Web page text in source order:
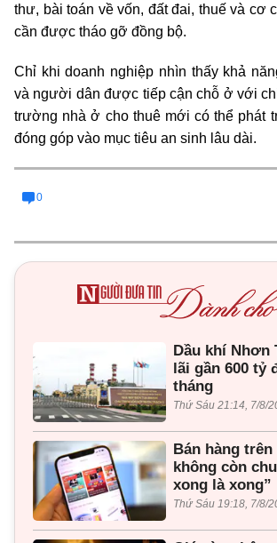
thư, bài toán về vốn, đất đai, thuế và cơ
cần được tháo gỡ đồng bộ.
Chỉ khi doanh nghiệp nhìn thấy khả
và người dân được tiếp cận chỗ ở với
trường nhà ở cho thuê mới có thể phát
đóng góp vào mục tiêu an sinh lâu dài.
0
Dầu khí Nhơn
lãi gần 600 tỷ
tháng
Thứ Sáu 21:14, 7/8/
Bán hàng trên
không còn
xong là xong”
Thứ Sáu 19:18, 7/8/